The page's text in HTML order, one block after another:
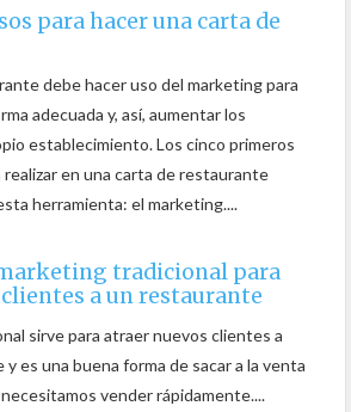
para hacer una carta de
debe hacer uso del marketing para
adecuada y, así, aumentar los
establecimiento. Los cinco primeros
en una carta de restaurante
herramienta: el marketing....
tradicional para
a un restaurante
sirve para atraer nuevos clientes a
es una buena forma de sacar a la venta
vender rápidamente....